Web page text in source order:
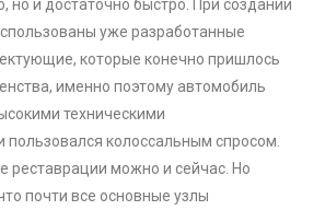
но и достаточно быстро. При создании
уже разработанные
которые конечно пришлось
именно поэтому автомобиль
техническими
пользовался колоссальным спросом.
реставрации можно и сейчас. Но
почти все основные узлы